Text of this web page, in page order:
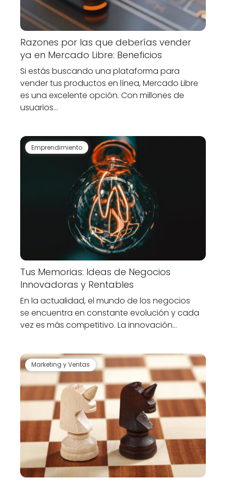
Razones por las que deberías vender
ya en Mercado Libre: Beneficios
Si estás buscando una plataforma para
vender tus productos en línea, Mercado Libre
es una excelente opción. Con millones de
usuarios…
Emprendimiento
Tus Memorias: Ideas de Negocios
Innovadoras y Rentables
En la actualidad, el mundo de los negocios
se encuentra en constante evolución y cada
vez es más competitivo. La innovación…
Marketing y Ventas